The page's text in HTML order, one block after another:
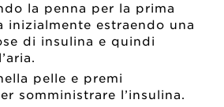
la penna per la prima
inizialmente estraendo una
di insulina e quindi
pelle e premi
somministrare l’insulina.